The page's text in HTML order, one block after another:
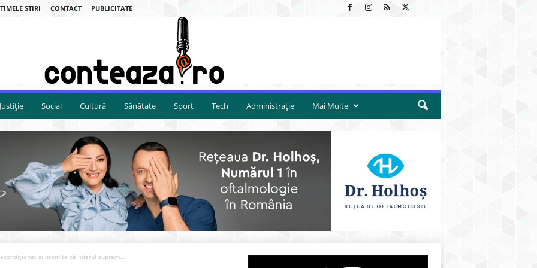
STIRI CONTACT PUBLICITATE
Justiție Social Cultură Sănătate Sport Tech Administrație Mai Multe
și promite că liderul suprem...